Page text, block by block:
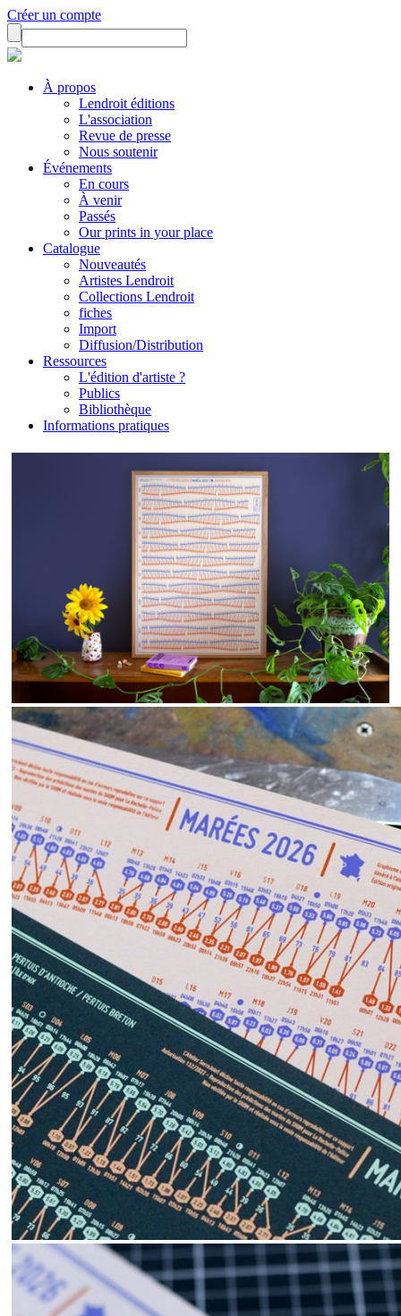
Créer un compte
À propos
Lendroit éditions
L'association
Revue de presse
Nous soutenir
Événements
En cours
À venir
Passés
Our prints in your place
Catalogue
Nouveautés
Artistes Lendroit
Collections Lendroit
fiches
Import
Diffusion/Distribution
Ressources
L'édition d'artiste ?
Publics
Bibliothèque
Informations pratiques